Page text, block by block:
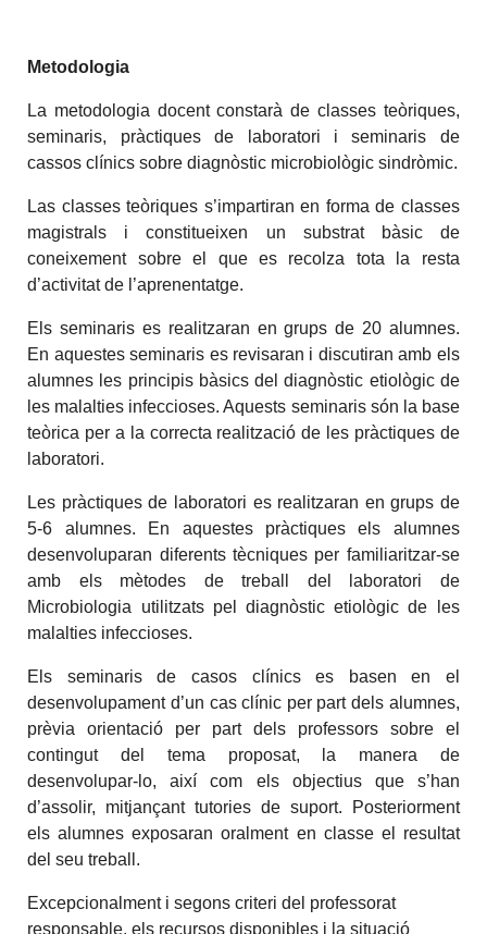
Metodologia
La metodologia docent constarà de classes teòriques,
seminaris, pràctiques de laboratori i seminaris de
cassos clínics sobre diagnòstic microbiològic sindròmic.
Las classes teòriques s’impartiran en forma de classes
magistrals i constitueixen un substrat bàsic de
coneixement sobre el que es recolza tota la resta
d’activitat de l’aprenentatge.
Els seminaris es realitzaran en grups de 20 alumnes.
En aquestes seminaris es revisaran i discutiran amb els
alumnes les principis bàsics del diagnòstic etiològic de
les malalties infeccioses. Aquests seminaris són la base
teòrica per a la correcta realització de les pràctiques de
laboratori.
Les pràctiques de laboratori es realitzaran en grups de
5-6 alumnes. En aquestes pràctiques els alumnes
desenvoluparan diferents tècniques per familiaritzar-se
amb els mètodes de treball del laboratori de
Microbiologia utilitzats pel diagnòstic etiològic de les
malalties infeccioses.
Els seminaris de casos clínics es basen en el
desenvolupament d’un cas clínic per part dels alumnes,
prèvia orientació per part dels professors sobre el
contingut del tema proposat, la manera de
desenvolupar-lo, així com els objectius que s’han
d’assolir, mitjançant tutories de suport. Posteriorment
els alumnes exposaran oralment en classe el resultat
del seu treball.
Excepcionalment i segons criteri del professorat
responsable, els recursos disponibles i la situació